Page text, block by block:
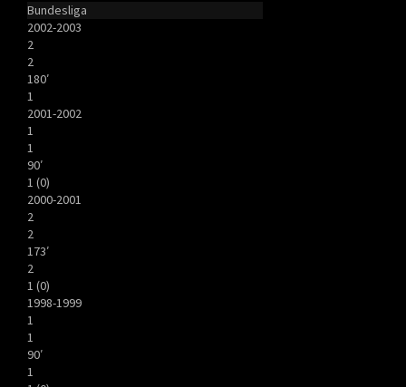
Bundesliga
2002-2003
2
2
180′
1
2001-2002
1
1
90′
1 (0)
2000-2001
2
2
173′
2
1 (0)
1998-1999
1
1
90′
1